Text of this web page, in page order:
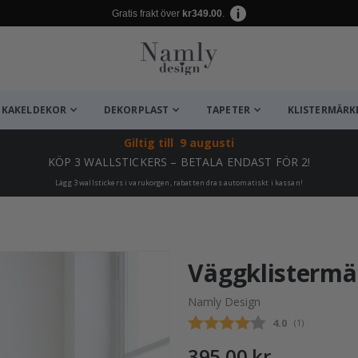
Gratis frakt över kr349.00.
KAKELDEKOR DEKORPLAST TAPETER
Giltig till 9 augusti
KÖP 3 WALLSTICKERS – BETALA ENDAST FÖR 2!
Lägg 3 wallstickers i varukorgen, rabatten dras automatiskt i kassan!
Namly Design
Snittbetyg:
4.0 (röster:
1 )